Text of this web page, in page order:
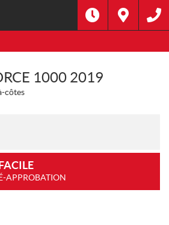
1000 2019
côtes
APPROBATION